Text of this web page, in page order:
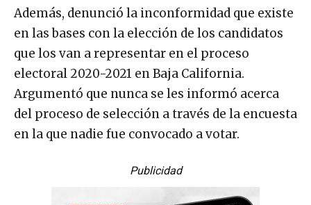
Además, denunció la inconformidad que existe
en las bases con la elección de los candidatos
que los van a representar en el proceso
electoral 2020-2021 en Baja California.
Argumentó que nunca se les informó acerca
del proceso de selección a través de la encuesta
en la que nadie fue convocado a votar.
Publicidad